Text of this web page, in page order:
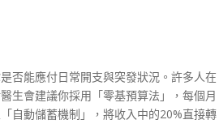
否能應付日常開支與突發狀況。許多人在
生會建議你採用「零基預算法」，每個月
自動儲蓄機制」，將收入中的20%直接轉